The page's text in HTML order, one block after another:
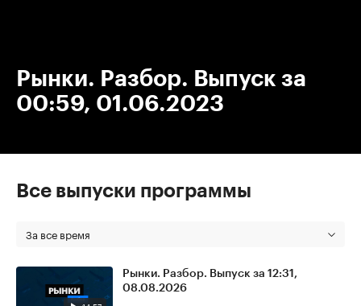
Рынки. Разбор. Выпуск за
00:59, 01.06.2023
Все выпуски программы
За все время
Рынки. Разбор. Выпуск за 12:31,
08.08.2026